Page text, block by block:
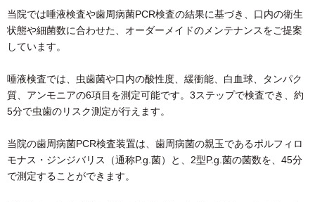
当院では唾液検査や歯周病菌PCR検査の結果に基づき、口内の衛生
状態や細菌数に合わせた、オーダーメイドのメンテナンスをご提案
しています。
唾液検査では、虫歯菌や口内の酸性度、緩衝能、白血球、タンパク
質、アンモニアの6項目を測定可能です。3ステップで検査でき、約
5分で虫歯のリスク測定が行えます。
当院の歯周病菌PCR検査装置は、歯周病菌の親玉であるポルフィロ
モナス・ジンジバリス（通称P.g.菌）と、2型P.g.菌の菌数を、45分
で測定することができます。